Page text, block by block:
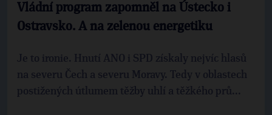
Vládní program zapomněl na Ústecko i
Ostravsko. A na zelenou energetiku
Je to ironie. Hnutí ANO i SPD získaly nejvíc hlasů
na severu Čech a severu Moravy. Tedy v oblastech
postižených útlumem těžby uhlí a těžkého prů...